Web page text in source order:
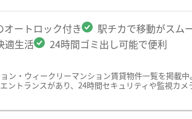
ートロック付き 駅チカで移動がスム
適生活
24時間ゴミ出し可能で便利
ン・ウィークリーマンション賃貸物件一覧を掲載
ントランスがあり、24時間セキュリティや監視カ